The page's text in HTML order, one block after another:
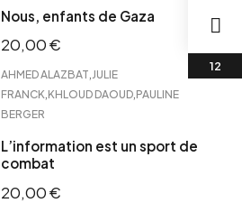
Nous, enfants de Gaza
20,00€
AHMED ALAZBAT JULIE
FRANCK KHLOUD DAOUD PAULINE
BERGER
L’information est un sport de
combat
20,00€